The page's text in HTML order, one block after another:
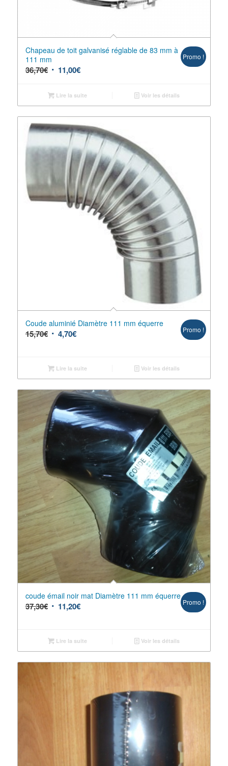
Chapeau de toit galvanisé réglable de 83 mm à
111 mm
36,70€ 11,00€
Promo !
Lire la suite Voir les détails
Coude aluminié Diamètre 111 mm équerre
15,70€ 4,70€ Promo !
Lire la suite Voir les détails
coude émail noir mat Diamètre 111 mm équerre
37,30€ 11,20€ Promo !
Lire la suite Voir les détails